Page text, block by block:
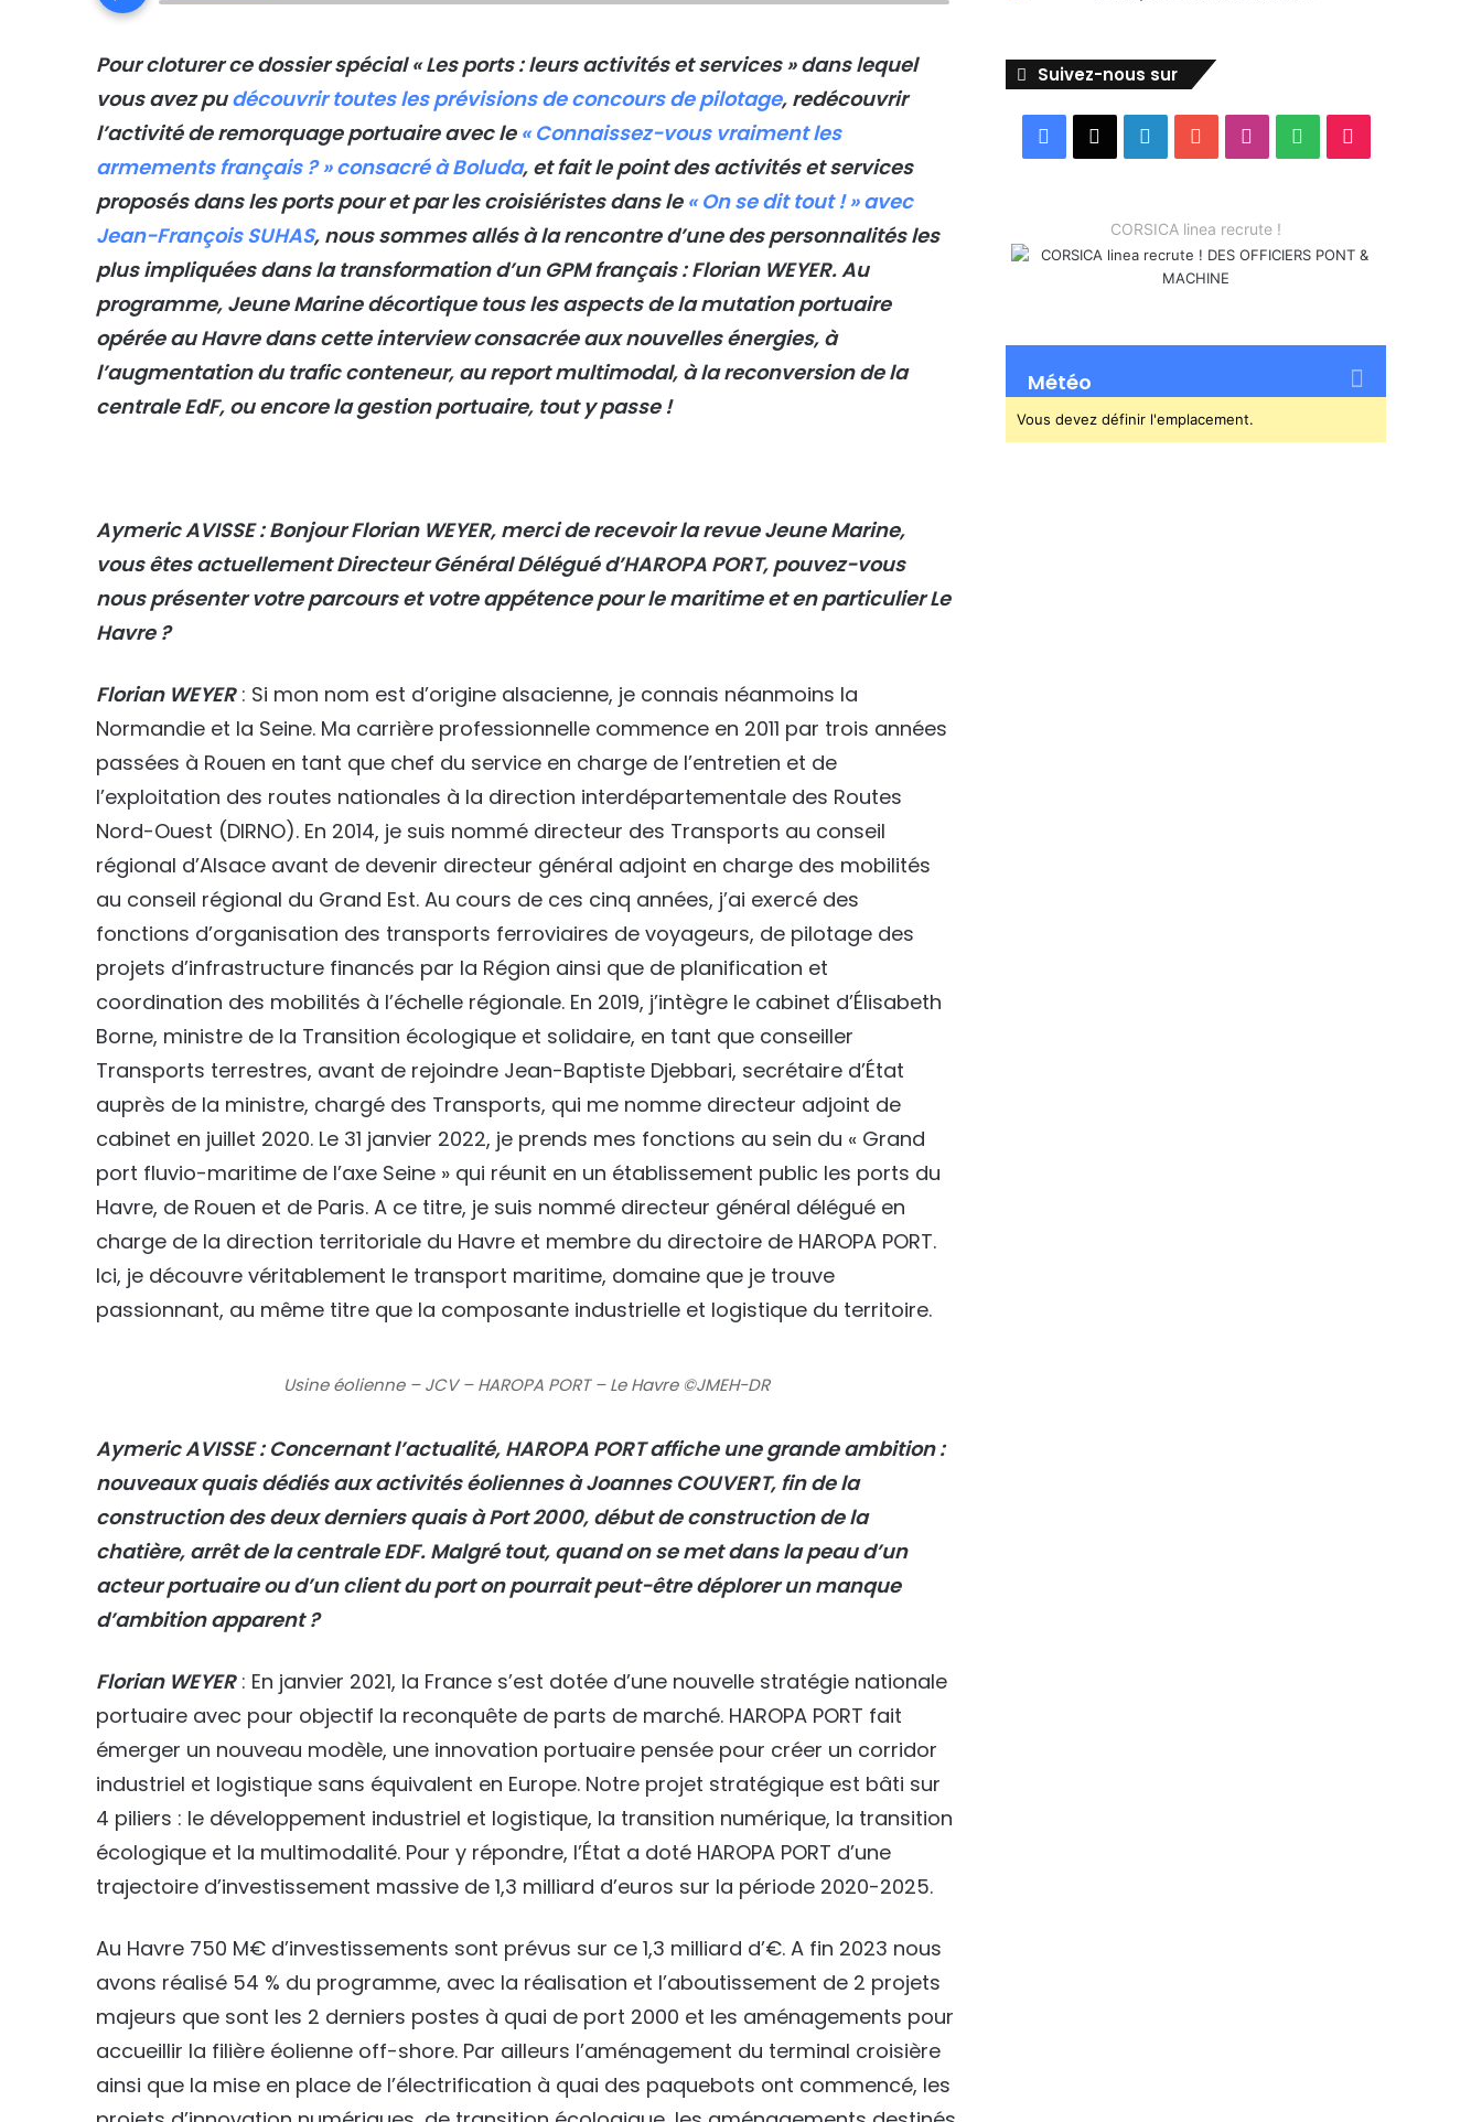
Pour cloturer ce dossier spécial « Les ports : leurs activités et services » dans lequel
vous avez pudécouvrir toutes les prévisions de concours de pilotage, redécouvrir
l’activité de remorquage portuaire avec le « Connaissez-vous vraiment les
armements français ? » consacré à Boluda, et fait le point des activités et services
proposés dans les ports pour et par les croisiéristes dans le « On se dit tout ! » avec
Jean-François SUHAS, nous sommes allés à la rencontre d’une des personnalités les
plus impliquées dans la transformation d’un GPM français : Florian WEYER. Au
programme, Jeune Marine décortique tous les aspects de la mutation portuaire
opérée au Havre dans cette interview consacrée aux nouvelles énergies, à
l’augmentation du trafic conteneur, au report multimodal, à la reconversion de la
centrale EdF, ou encore la gestion portuaire, tout y passe !
Aymeric AVISSE : Bonjour Florian WEYER, merci de recevoir la revue Jeune Marine,
vous êtes actuellement Directeur Général Délégué d’HAROPA PORT, pouvez-vous
nous présenter votre parcours et votre appétence pour le maritime et en particulier Le
Havre ?
Florian WEYER: Si mon nom est d’origine alsacienne, je connais néanmoins la
Normandie et la Seine. Ma carrière professionnelle commence en 2011 par trois années
passées à Rouen en tant que chef du service en charge de l’entretien et de
l’exploitation des routes nationales à la direction interdépartementale des Routes
Nord-Ouest (DIRNO). En 2014, je suis nommé directeur des Transports au conseil
régional d’Alsace avant de devenir directeur général adjoint en charge des mobilités
au conseil régional du Grand Est. Au cours de ces cinq années, j’ai exercé des
fonctions d’organisation des transports ferroviaires de voyageurs, de pilotage des
projets d’infrastructure financés par la Région ainsi que de planification et
coordination des mobilités à l’échelle régionale. En 2019, j’intègre le cabinet d’Élisabeth
Borne, ministre de la Transition écologique et solidaire, en tant que conseiller
Transports terrestres, avant de rejoindre Jean-Baptiste Djebbari, secrétaire d’État
auprès de la ministre, chargé des Transports, qui me nomme directeur adjoint de
cabinet en juillet 2020. Le 31 janvier 2022, je prends mes fonctions au sein du « Grand
port fluvio-maritime de l’axe Seine » qui réunit en un établissement public les ports du
Havre, de Rouen et de Paris. A ce titre, je suis nommé directeur général délégué en
charge de la direction territoriale du Havre et membre du directoire de HAROPA PORT.
Ici, je découvre véritablement le transport maritime, domaine que je trouve
passionnant, au même titre que la composante industrielle et logistique du territoire.
Usine éolienne – JCV – HAROPA PORT – Le Havre ©JMEH-DR
Aymeric AVISSE : Concernant l’actualité, HAROPA PORT affiche une grande ambition :
nouveaux quais dédiés aux activités éoliennes à Joannes COUVERT, fin de la
construction des deux derniers quais à Port 2000, début de construction de la
chatière, arrêt de la centrale EDF. Malgré tout, quand on se met dans la peau d’un
acteur portuaire ou d’un client du port on pourrait peut-être déplorer un manque
d’ambition apparent ?
Florian WEYER: En janvier 2021, la France s’est dotée d’une nouvelle stratégie nationale
portuaire avec pour objectif la reconquête de parts de marché. HAROPA PORT fait
émerger un nouveau modèle, une innovation portuaire pensée pour créer un corridor
industriel et logistique sans équivalent en Europe. Notre projet stratégique est bâti sur
4 piliers : le développement industriel et logistique, la transition numérique, la transition
écologique et la multimodalité. Pour y répondre, l’État a doté HAROPA PORT d’une
trajectoire d’investissement massive de 1,3 milliard d’euros sur la période 2020-2025.
Au Havre 750 M€ d’investissements sont prévus sur ce 1,3 milliard d’€. A fin 2023 nous
avons réalisé 54 % du programme, avec la réalisation et l’aboutissement de 2 projets
majeurs que sont les 2 derniers postes à quai de port 2000 et les aménagements pour
accueillir la filière éolienne off-shore. Par ailleurs l’aménagement du terminal croisière
ainsi que la mise en place de l’électrification à quai des paquebots ont commencé, les
Suivez-nous sur
Facebook LinkedinYouTubeInstagram
Spotify
CORSICA linea recrute !
Météo
Vous devez définir l'emplacement.